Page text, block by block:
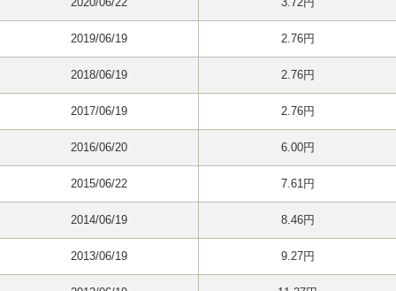
2019/06/19 2.76円
2018/06/19 2.76円
2017/06/19 2.76円
2016/06/20 6.00円
2015/06/22 7.61円
2014/06/19 8.46円
2013/06/19 9.27円